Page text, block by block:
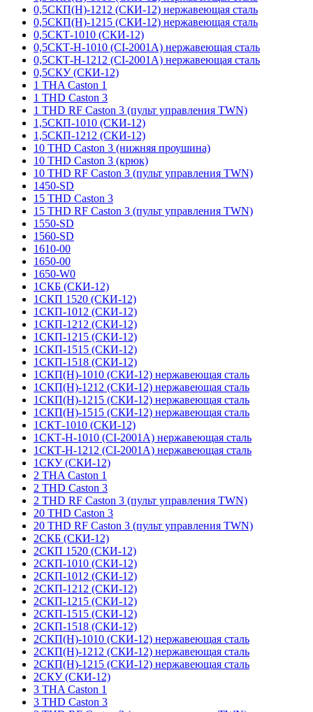
0,5СКП(Н)-1212 (СКИ-12) нержавеющая сталь
0,5СКП(Н)-1215 (СКИ-12) нержавеющая сталь
0,5СКТ-1010 (СКИ-12)
0,5СКТ-Н-1010 (CI-2001A) нержавеющая сталь
0,5СКТ-Н-1212 (CI-2001A) нержавеющая сталь
0,5СКУ (СКИ-12)
1 THA Caston 1
1 THD Caston 3
1 THD RF Caston 3 (пульт управления TWN)
1,5СКП-1010 (СКИ-12)
1,5СКП-1212 (СКИ-12)
10 THD Caston 3 (нижняя проушина)
10 THD Caston 3 (крюк)
10 THD RF Caston 3 (пульт управления TWN)
1450-SD
15 THD Caston 3
15 THD RF Caston 3 (пульт управления TWN)
1550-SD
1560-SD
1610-00
1650-00
1650-W0
1СКБ (СКИ-12)
1СКП 1520 (СКИ-12)
1СКП-1012 (СКИ-12)
1СКП-1212 (СКИ-12)
1СКП-1215 (СКИ-12)
1СКП-1515 (СКИ-12)
1СКП-1518 (СКИ-12)
1СКП(Н)-1010 (СКИ-12) нержавеющая сталь
1СКП(Н)-1212 (СКИ-12) нержавеющая сталь
1СКП(Н)-1215 (СКИ-12) нержавеющая сталь
1СКП(Н)-1515 (СКИ-12) нержавеющая сталь
1СКТ-1010 (СКИ-12)
1СКТ-Н-1010 (CI-2001A) нержавеющая сталь
1СКТ-Н-1212 (CI-2001A) нержавеющая сталь
1СКУ (СКИ-12)
2 THA Caston 1
2 THD Caston 3
2 THD RF Caston 3 (пульт управления TWN)
20 THD Caston 3
20 THD RF Caston 3 (пульт управления TWN)
2СКБ (СКИ-12)
2СКП 1520 (СКИ-12)
2СКП-1010 (СКИ-12)
2СКП-1012 (СКИ-12)
2СКП-1212 (СКИ-12)
2СКП-1215 (СКИ-12)
2СКП-1515 (СКИ-12)
2СКП-1518 (СКИ-12)
2СКП(Н)-1010 (СКИ-12) нержавеющая сталь
2СКП(Н)-1212 (СКИ-12) нержавеющая сталь
2СКП(Н)-1215 (СКИ-12) нержавеющая сталь
2СКУ (СКИ-12)
3 THA Caston 1
3 THD Caston 3